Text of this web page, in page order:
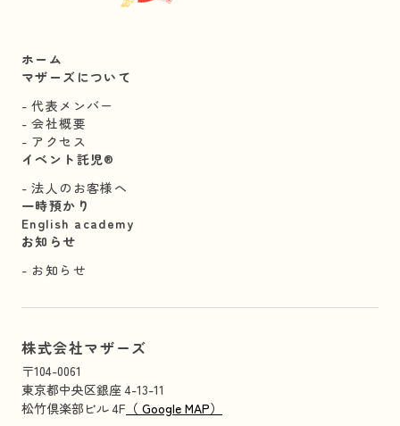
ホーム
マザーズについて
代表メンバー
会社概要
アクセス
イベント託児®︎
法人のお客様へ
一時預かり
English academy
お知らせ
お知らせ
株式会社マザーズ
〒104-0061
東京都中央区銀座 4-13-11
松竹倶楽部ビル 4F （ Google MAP）